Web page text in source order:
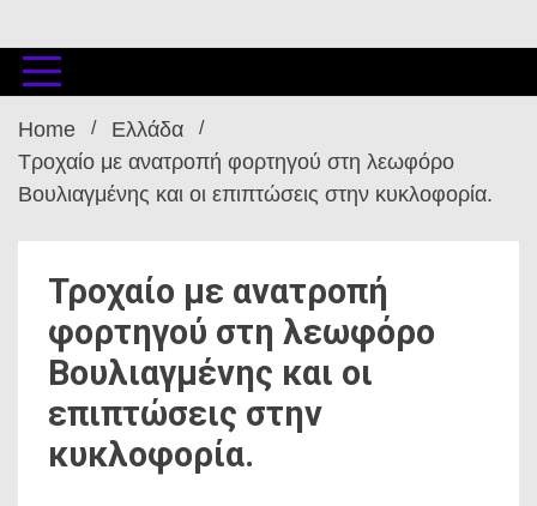
Home
Ελλάδα
Τροχαίο με ανατροπή φορτηγού στη λεωφόρο
Βουλιαγμένης και οι επιπτώσεις στην κυκλοφορία.
Τροχαίο με ανατροπή
φορτηγού στη λεωφόρο
Βουλιαγμένης και οι
επιπτώσεις στην
κυκλοφορία.